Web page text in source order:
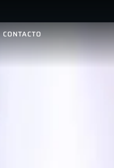
CONTACTO